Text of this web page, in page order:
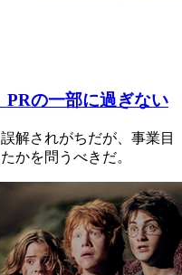
PRの一部に過ぎない
解されがちだが、事業目
かを問うべきだ。